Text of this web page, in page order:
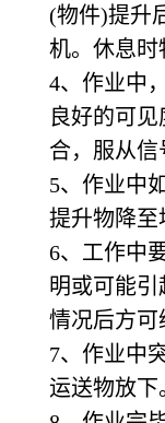
(物件)提升
机。休息时
4、作业中
良好的可
合，服从信
5、作业中
提升物降至
6、工作中
明或可能
情况后方可
7、作业中
运送物放下